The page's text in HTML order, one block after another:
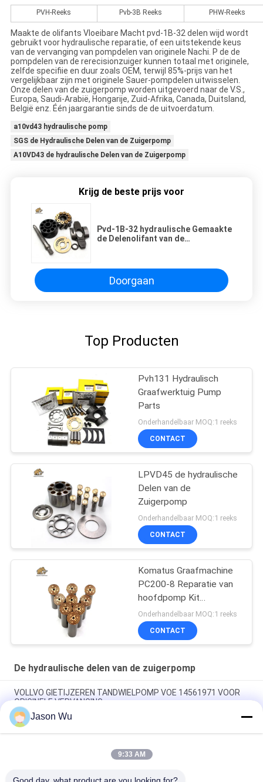
PVH-Reeks Pvb-3B Reeks PHW-Reeks
Maakte de olifants Vloeibare Macht pvd-1B-32 delen wijd wordt
gebruikt voor hydraulische reparatie, of een uitstekende keus
van de vervanging van pompdelen van originele Nachi. P de de
pompdelen van de rerecisionzuiger kunnen totaal met originele,
zelfde specifiie en duur zoals OEM, terwijl 85%-prijs van het
vergelijkbaar zijn met originele Sauer-pompdelen uitwisselen.
Onze delen van de zuigerpomp worden uitgevoerd naar de V.S.,
Europa, Saudi-Arabië, Hongarije, Zuid-Afrika, Canada, Duitsland,
België enz. Één jaargarantie sinds de de uitvoerdatum.
a10vd43 hydraulische pomp
SGS de Hydraulische Delen van de Zuigerpomp
A10VD43 de hydraulische Delen van de Zuigerpomp
Krijg de beste prijs voor
Pvd-1B-32 hydraulische Gemaakte
de Delenolifant van de
Doorgaan
Top Producten
Pvh131 Hydraulisch
Graafwerktuig Pump
Parts
Onderhandelbaar MOQ:1 reeks
CONTACT
LPVD45 de hydraulische
Delen van de
Zuigerpomp
Onderhandelbaar MOQ:1 reeks
CONTACT
Komatus Graafmachine
PC200-8 Reparatie van
hoofdpomp Kit
Hydraulische pomp
Onderdeel zuigerpomp
Onderhoud reparatie
Onderhandelbaar MOQ:1 reeks
CONTACT
De hydraulische delen van de zuigerpomp
VOLLVO GIETIJZEREN TANDWIELPOMP VOE 14561971 VOOR
ORIGINELE VERVANGING
VOLLVO GIETIJZEREN TANDWIELPOMP VOE 14537295 VOOR
ORIGINELE VERVANGING
VOLLVO GEGEERPOMP VOE 14782798 voor de oorspronkelijke
Jason Wu
9:33 AM